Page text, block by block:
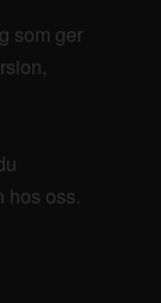
som ger
hos oss.